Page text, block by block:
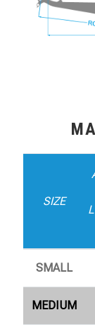
SIZE
SMALL
MEDIUM